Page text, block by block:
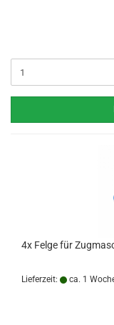
4x Felge für
Lieferzeit: ca. 1